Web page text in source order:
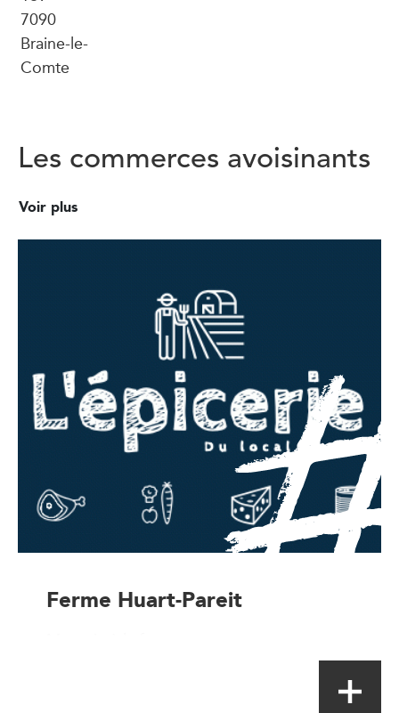
7090
Braine-le-
Comte
Les commerces avoisinants
Voir plus
Ferme Huart-Pareit